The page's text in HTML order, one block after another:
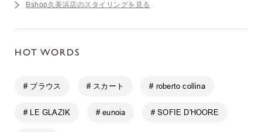
Bshop久美浜店のスタイリングを見る
HOT WORDS
# ブラウス # スカート # roberto collina
# LE GLAZIK # eunoia # SOFIE D'HOORE